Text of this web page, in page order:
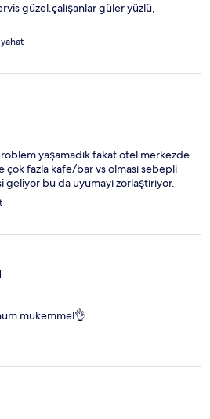
güzel.çalışanlar güler yüzlü,
yaşamadık fakat otel merkezde
fazla kafe/bar vs olması sebepli
bu da uyumayı zorlaştırıyor.
mükemmel👌